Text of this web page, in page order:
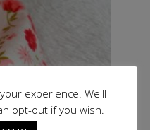
experience. We'll
opt-out if you wish.